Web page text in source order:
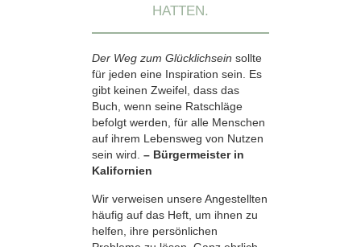
HATTEN.
Der Weg zum Glücklichsein sollte
für jeden eine Inspiration sein. Es
gibt keinen Zweifel, dass das
Buch, wenn seine Ratschläge
befolgt werden, für alle Menschen
auf ihrem Lebensweg von Nutzen
sein wird. – Bürgermeister in
Kalifornien
Wir verweisen unsere Angestellten
häufig auf das Heft, um ihnen zu
helfen, ihre persönlichen